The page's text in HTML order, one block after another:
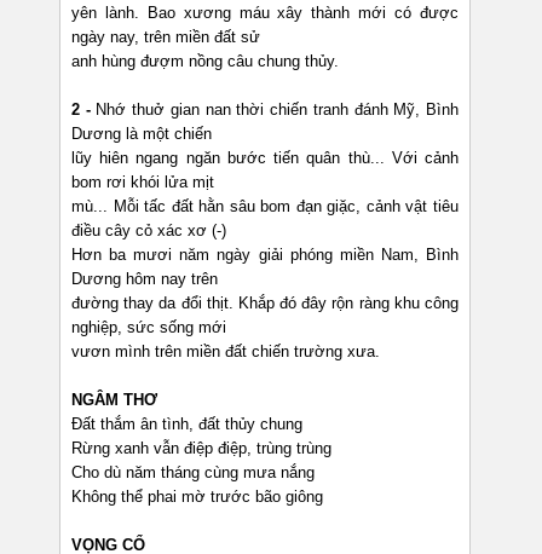
yên lành. Bao xương máu xây thành mới có được
ngày nay, trên miền đất sử
anh hùng đượm nồng câu chung thủy.
2 -Nhớ thuở gian nan thời chiến tranh đánh Mỹ, Bình
Dương là một chiến
lũy hiên ngang ngăn bước tiến quân thù... Với cảnh
bom rơi khói lửa mịt
mù... Mỗi tấc đất hằn sâu bom đạn giặc, cảnh vật tiêu
điều cây cỏ xác xơ (-)
Hơn ba mươi năm ngày giải phóng miền Nam, Bình
Dương hôm nay trên
đường thay da đổi thịt. Khắp đó đây rộn ràng khu công
nghiệp, sức sống mới
vươn mình trên miền đất chiến trường xưa.
NGÂM THƠ
Đất thắm ân tình, đất thủy chung
Rừng xanh vẫn điệp điệp, trùng trùng
Cho dù năm tháng cùng mưa nắng
Không thể phai mờ trước bão giông
VỌNG CỔ